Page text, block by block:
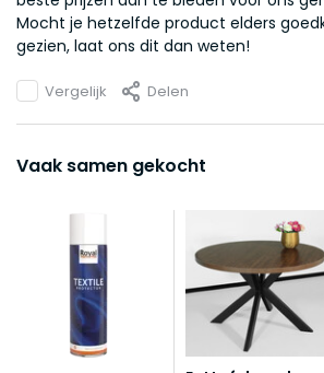
Mocht je hetzelfde product elders
gezien, laat ons dit dan weten!
Vergelijk Delen
Vaak samen gekocht